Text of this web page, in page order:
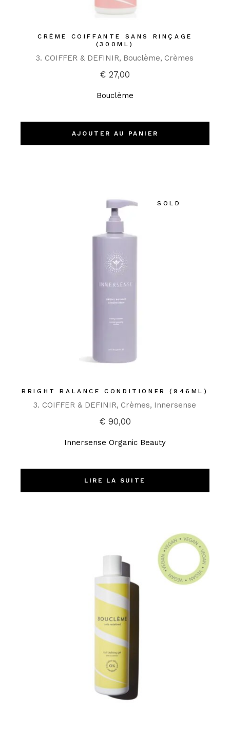
CRÈME COIFFANTE SANS RINÇAGE
(300ML)
3. COIFFER & DEFINIR Bouclème Crèmes
€ 27,00
Bouclème
AJOUTER AU PANIER
SOLD
BRIGHT BALANCE CONDITIONER (946ML)
3. COIFFER & DEFINIR Crèmes Innersense
€90,00
Innersense Organic Beauty
LIRE LA SUITE